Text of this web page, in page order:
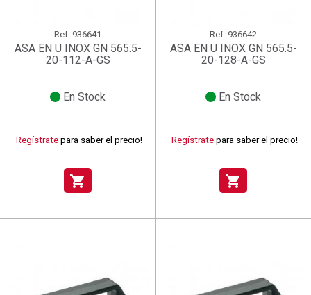
Ref. 936641
ASA EN U INOX GN 565.5-
20-112-A-GS
En Stock
Regístrate para saber el precio!
shopping_cart
Ref. 936642
ASA EN U INOX GN 565.5-
20-128-A-GS
En Stock
Regístrate para saber el precio!
shopping_cart